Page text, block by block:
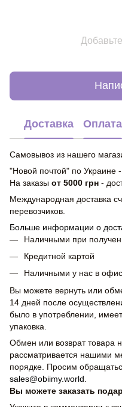
Доставка Оплата
Самовывоз из нашего
"Новой почтой" по Украине
На заказы от 5000 грн -
Международная доставка
перевозчиков.
Больше информации о
Наличными при
Кредитной картой
Наличными у нас в
Вы можете вернуть или
14 дней после
было в употреблении,
упаковка.
Обмен или возврат товара
рассматривается нашими
порядке. Просим
sales@obiimy.world
Вы можете заказать